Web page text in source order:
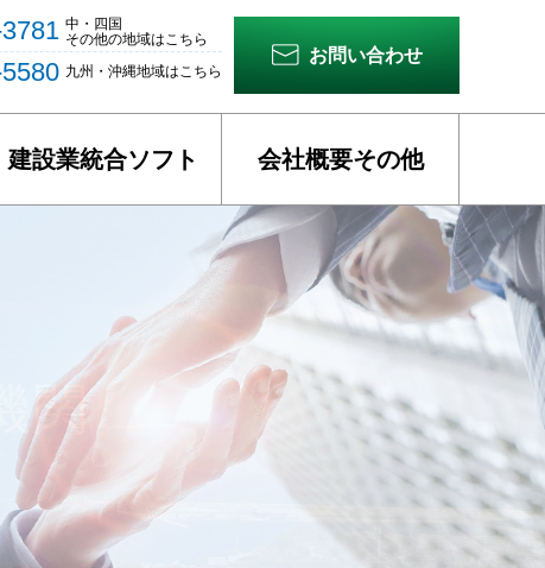
お問い合わせ
中・四国
その他の地域はこちら
九州・沖縄地域はこちら
建設業統合ソフト 会社概要その他
関